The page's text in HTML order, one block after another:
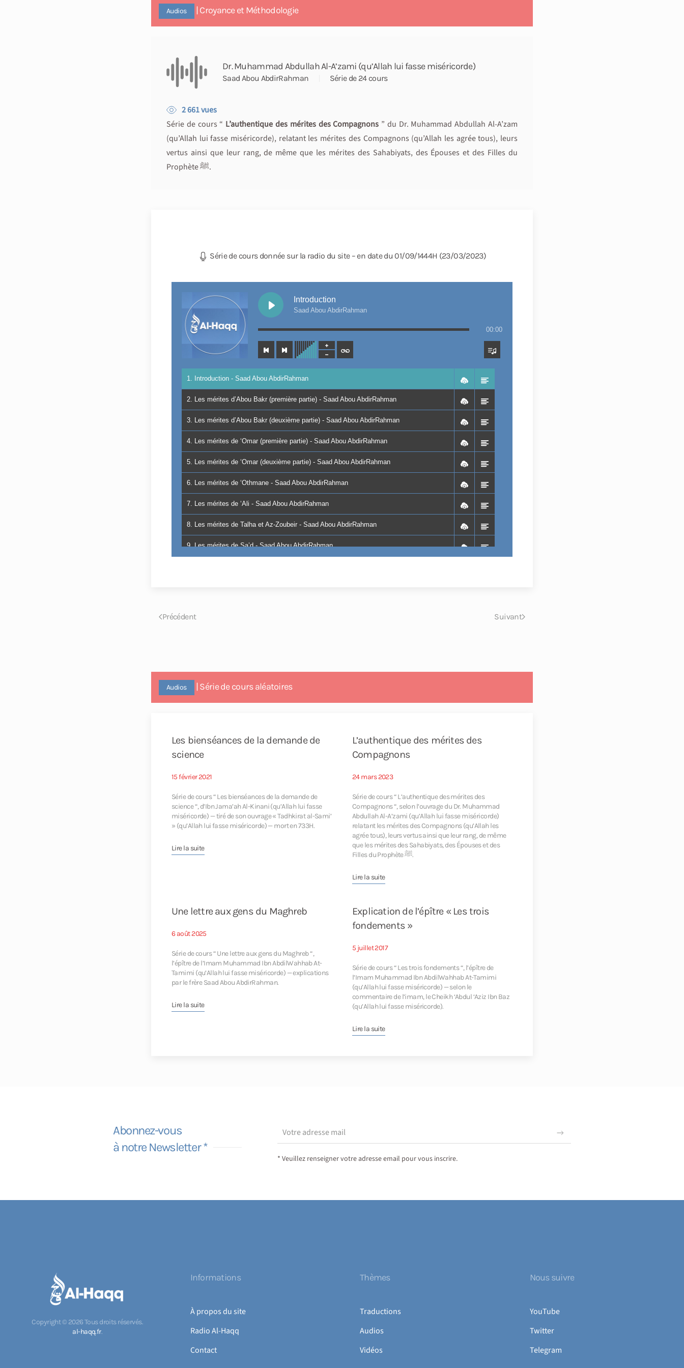
Audios | Croyance et Méthodologie
Dr. Muhammad Abdullah Al-A’zami (qu’Allah lui fasse miséricorde)
Saad Abou AbdirRahman Série de 24 cours
2 661 vues
Série de cours “ L’authentique des mérites des Compagnons ” du Dr. Muhammad Abdullah Al-A’zam
(qu’Allah lui fasse miséricorde), relatant les mérites des Compagnons (qu’Allah les agrée tous), leurs
vertus ainsi que leur rang, de même que les mérites des Sahabiyats, des Épouses et des Filles du
Prophète ﷺ.
Série de cours donnée sur la radio du site – en date du 01/09/1444H (23/03/2023)
Introduction
Saad Abou AbdirRahman
00:00
1. Introduction - Saad Abou AbdirRahman
2. Les mérites d’Abou Bakr (première partie) - Saad Abou AbdirRahman
3. Les mérites d’Abou Bakr (deuxième partie) - Saad Abou AbdirRahman
4. Les mérites de ‘Omar (première partie) - Saad Abou AbdirRahman
5. Les mérites de ‘Omar (deuxième partie) - Saad Abou AbdirRahman
6. Les mérites de ‘Othmane - Saad Abou AbdirRahman
7. Les mérites de ‘Ali - Saad Abou AbdirRahman
8. Les mérites de Talha et Az-Zoubeir - Saad Abou AbdirRahman
9. Les mérites de Sa’d - Saad Abou AbdirRahman
15. Les mérites de Obay ibn Ka'b et d'autres - Saad Abou AbdirRahman
16. Les mérites de Bilal et d’autres - Saad Abou AbdirRahman
19. Les mérites de Salam et Salama et d'autres - Saad Abou AbdirRahman
20. Les mérites d’Ibn Mas’oud, ‘Ammar et d’autres - Saad Abou AbdirRahman
21. Les mérites des Sahabiyats Khadija et ‘Aicha - Saad Abou AbdirRahman
22. Les mérites des Sahabiyats Hafsa et Zaynab - Saad Abou AbdirRahman
23. Les mérites du reste des Épouses du Prophète ﷺ - Saad Abou AbdirRahman
24. Les mérites des Filles du Prophète ﷺ - Saad Abou AbdirRahman
Précédent Suivant
Audios | Série de cours aléatoires
Les bienséances de la demande de
science
15 février 2021
Série de cours “ Les bienséances de la demande de
science “, d’Ibn Jama’ah Al-Kinani (qu’Allah lui fasse
miséricorde) — tiré de son ouvrage « Tadhkirat al-Sami’
» (qu’Allah lui fasse miséricorde) — mort en 733H.
Lire la suite
L’authentique des mérites des
Compagnons
24 mars 2023
Série de cours “ L’authentique des mérites des
Compagnons “, selon l’ouvrage du Dr. Muhammad
Abdullah Al-A’zami (qu’Allah lui fasse miséricorde)
relatant les mérites des Compagnons (qu’Allah les
agrée tous), leurs vertus ainsi que leur rang, de même
que les mérites des Sahabiyats, des Épouses et des
Filles du Prophète ﷺ.
Lire la suite
Une lettre aux gens du Maghreb
6 août 2025
Série de cours “ Une lettre aux gens du Maghreb “,
l’épître de l’Imam Muhammad Ibn AbdilWahhab At-
Tamimi (qu’Allah lui fasse miséricorde) — explications
par le frère Saad Abou AbdirRahman.
Lire la suite
Explication de l’épître « Les trois
fondements »
5 juillet 2017
Série de cours “ Les trois fondements “, l’épître de
l’Imam Muhammad Ibn AbdilWahhab At-Tamimi
(qu’Allah lui fasse miséricorde) — selon le
commentaire de l’imam, le Cheikh ‘Abdul ‘Aziz Ibn Baz
(qu’Allah lui fasse miséricorde).
Lire la suite
Abonnez-vous
à notre Newsletter *
* Veuillez renseigner votre adresse email pour vous inscrire.
Copyright ©2026Tous droits réservés.
al-haqq.fr.
Informations
À propos du site
Radio Al-Haqq
Contact
Thèmes
Traductions
Audios
Vidéos
Nous suivre
YouTube
Twitter
Telegram